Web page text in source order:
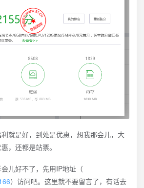
是好，到处是优惠，想我那会儿，大
，还都是站票。
儿好不了，先用IP地址（
）访问吧。这里就不要留言了，有话去